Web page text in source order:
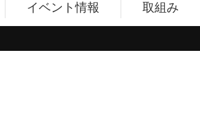
イベント情報 取組み